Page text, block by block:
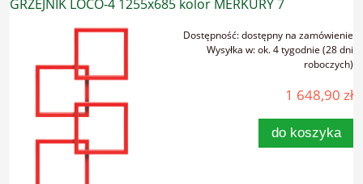
GRZEJNIK LOCO-4 1255x685 kolor MERKURY 7
Dostępność:dostępny na zamówienie
Wysyłka w:ok. 4 tygodnie (28 dni
roboczych)
1 648,90 zł
do koszyka